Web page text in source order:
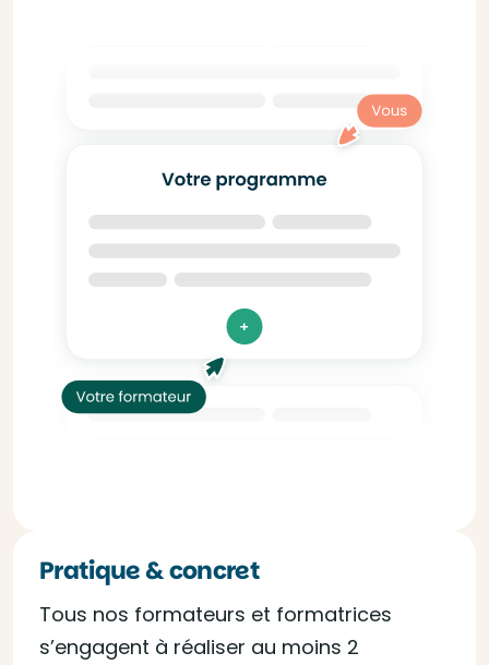
Pratique & concret
Tous nos formateurs et formatrices
s’engagent à réaliser au moins 2